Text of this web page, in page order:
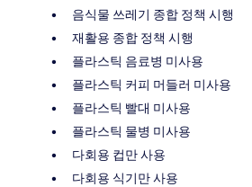
음식물 쓰레기 종합 정책 시행
재활용 종합 정책 시행
플라스틱 음료병 미사용
플라스틱 커피 머들러 미사용
플라스틱 빨대 미사용
플라스틱 물병 미사용
다회용 컵만 사용
다회용 식기만 사용